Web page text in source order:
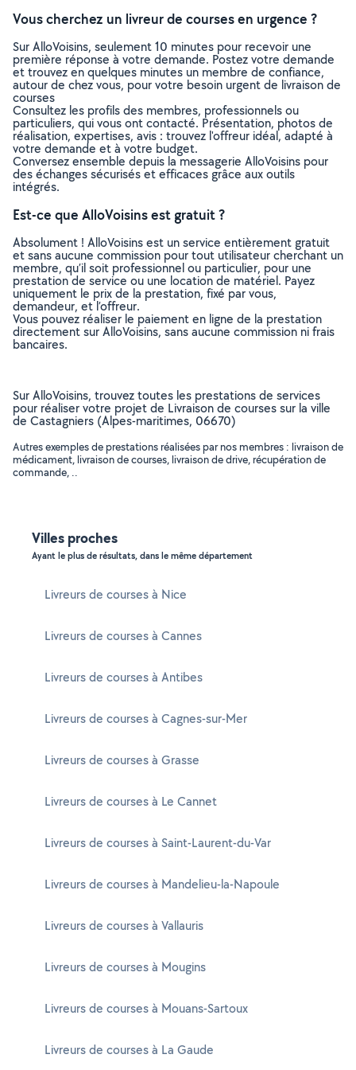
Vous cherchez un livreur de courses en urgence ?
Sur AlloVoisins, seulement 10 minutes pour recevoir une
première réponse à votre demande. Postez votre demande
et trouvez en quelques minutes un membre de confiance,
autour de chez vous, pour votre besoin urgent de livraison de
courses
Consultez les profils des membres, professionnels ou
particuliers, qui vous ont contacté. Présentation, photos de
réalisation, expertises, avis : trouvez l'offreur idéal, adapté à
votre demande et à votre budget.
Conversez ensemble depuis la messagerie AlloVoisins pour
des échanges sécurisés et efficaces grâce aux outils
intégrés.
Est-ce que AlloVoisins est gratuit ?
Absolument ! AlloVoisins est un service entièrement gratuit
et sans aucune commission pour tout utilisateur cherchant un
membre, qu’il soit professionnel ou particulier, pour une
prestation de service ou une location de matériel. Payez
uniquement le prix de la prestation, fixé par vous,
demandeur, et l’offreur.
Vous pouvez réaliser le paiement en ligne de la prestation
directement sur AlloVoisins, sans aucune commission ni frais
bancaires.
Sur AlloVoisins, trouvez toutes les prestations de services
pour réaliser votre projet de Livraison de courses sur la ville
de Castagniers (Alpes-maritimes, 06670)
Autres exemples de prestations réalisées par nos membres : livraison de
médicament, livraison de courses, livraison de drive, récupération de
commande, ..
Villes proches
Ayant le plus de résultats, dans le même département
Livreurs de courses à Nice
Livreurs de courses à Cannes
Livreurs de courses à Antibes
Livreurs de courses à Cagnes-sur-Mer
Livreurs de courses à Grasse
Livreurs de courses à Le Cannet
Livreurs de courses à Saint-Laurent-du-Var
Livreurs de courses à Mandelieu-la-Napoule
Livreurs de courses à Vallauris
Livreurs de courses à Mougins
Livreurs de courses à Mouans-Sartoux
Livreurs de courses à La Gaude